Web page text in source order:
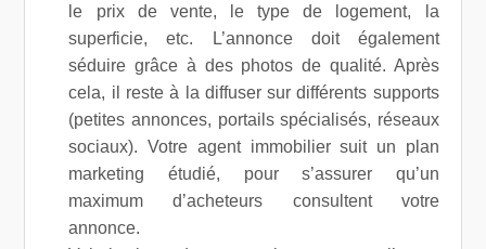
le prix de vente, le type de logement, la
superficie, etc. L’annonce doit également
séduire grâce à des photos de qualité. Après
cela, il reste à la diffuser sur différents supports
(petites annonces, portails spécialisés, réseaux
sociaux). Votre agent immobilier suit un plan
marketing étudié, pour s’assurer qu’un
maximum d’acheteurs consultent votre
annonce.